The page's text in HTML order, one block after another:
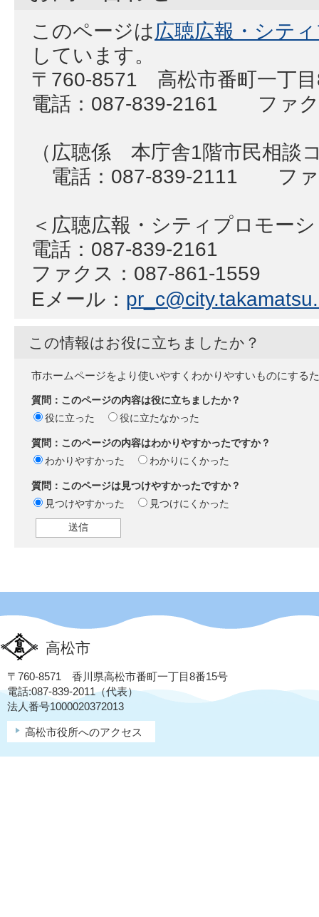
このページは広聴広報・シテ
しています。
〒760-8571 高松市番町一丁
電話：087-839-2161 ファク
（広聴係 本庁舎1階市民相談
電話：087-839-2111 ファ
＜広聴広報・シティプロモー
電話：087-839-2161
ファクス：087-861-1559
Eメール：
この情報はお役に立ちましたか？
市ホームページをより使いやすくわかりやすいものにする
質問：このページの内容は役に立ちましたか？
役に立った
役に立たなかった
質問：このページの内容はわかりやすかったですか？
わかりやすかった
わかりにくかった
質問：このページは見つけやすかったですか？
見つけやすかった
見つけにくかった
高松市
〒760-8571 香川県高松市番町一丁目8番15号
電話:087-839-2011（代表）
法人番号1000020372013
高松市役所へのアクセス